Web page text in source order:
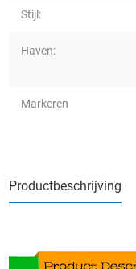
Stijl:
Haven:
Markeren
Productbeschrijving